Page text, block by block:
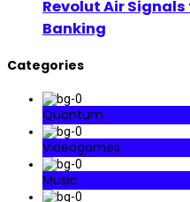
Revolut Air
Banking
Categories
Quantum
Videogames
Music